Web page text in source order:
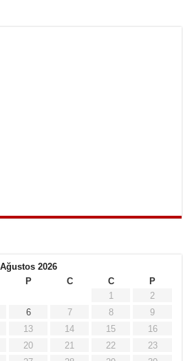
Ağustos 2026
P C C
P
1
2
6 7 8
9
13 14 15
16
20 21 22
23